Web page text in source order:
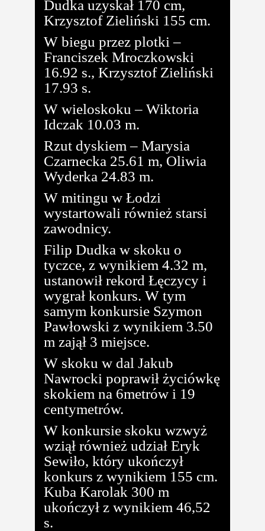
Dudka uzyskał 170 cm,
Krzysztof Zieliński 155 cm.
W biegu przez plotki –
Franciszek Mroczkowski
16.92 s., Krzysztof Zieliński
17.93 s.
W wieloskoku – Wiktoria
Idczak 10.03 m.
Rzut dyskiem – Marysia
Czarnecka 25.61 m, Oliwia
Wyderka 24.83 m.
W mitingu w Łodzi
wystartowali również starsi
zawodnicy.
Filip Dudka w skoku o
tyczce, z wynikiem 4.32 m,
ustanowił rekord Łęczycy i
wygrał konkurs. W tym
samym konkursie Szymon
Pawłowski z wynikiem 3.50
m zajął 3 miejsce.
W skoku w dal Jakub
Nawrocki poprawił życiówkę
skokiem na 6metrów i 19
centymetrów.
W konkursie skoku wzwyż
wziął również udział Eryk
Sewiło, który ukończył
konkurs z wynikiem 155 cm.
Kuba Karolak 300 m
ukończył z wynikiem 46,52
s.